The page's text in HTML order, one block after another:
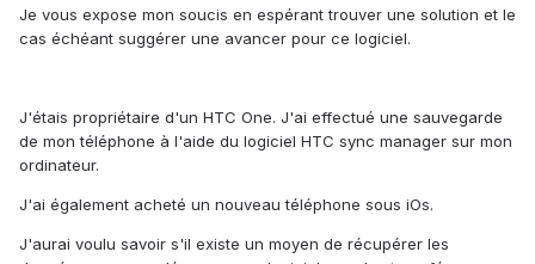
Je vous expose mon soucis en espérant trouver une solution et le
cas échéant suggérer une avancer pour ce logiciel.
J'étais propriétaire d'un HTC One. J'ai effectué une sauvegarde
de mon téléphone à l'aide du logiciel HTC sync manager sur mon
ordinateur.
J'ai également acheté un nouveau téléphone sous iOs.
J'aurai voulu savoir s'il existe un moyen de récupérer les